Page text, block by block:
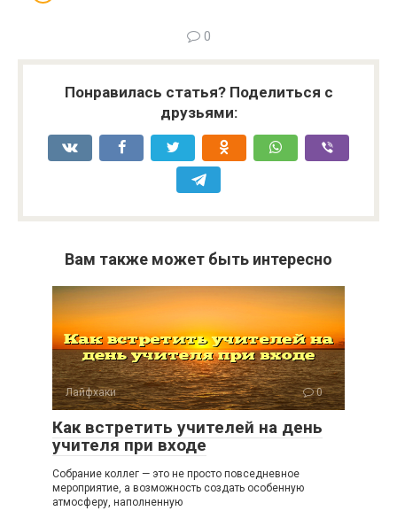
0
Понравилась статья? Поделиться с
друзьями:
Вам также может быть интересно
Лайфхаки 0
Как встретить учителей на день
учителя при входе
Собрание коллег — это не просто повседневное
мероприятие, а возможность создать особенную
атмосферу, наполненную